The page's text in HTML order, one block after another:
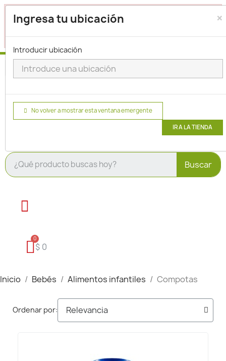
Seleccione su ubicación para que podamos verificar si
actualmente prestamos servicio en su área.
aquípara seleccionar una ubicación.
×
Ingresa tu ubicación
Introducir ubicación
No volver a mostrar esta ventana emergente
IR A LA TIENDA
Buscar
$ 0
Inicio Bebés Alimentos infantiles Compotas
Ordenar por: